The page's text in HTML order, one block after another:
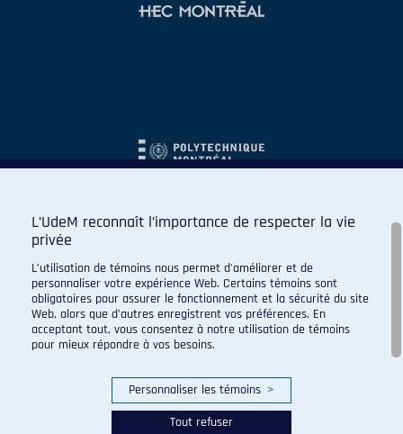
L’UdeM reconnaît l’importance de respecter la vie
privée
L’utilisation de témoins nous permet d’améliorer et de
personnaliser votre expérience Web. Certains témoins sont
obligatoires pour assurer le fonctionnement et la sécurité du site
Web, alors que d’autres enregistrent vos préférences. En
acceptant tout, vous consentez à notre utilisation de témoins
pour mieux répondre à vos besoins.
Personnaliser les témoins >
Tout refuser